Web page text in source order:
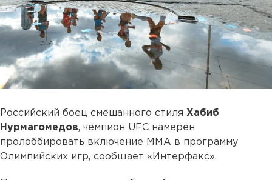
Российский боец смешанного стиля Хабиб
Нурмагомедов, чемпион UFC намерен
пролоббировать включение ММА в программу
Олимпийских игр, сообщает «Интерфакс».